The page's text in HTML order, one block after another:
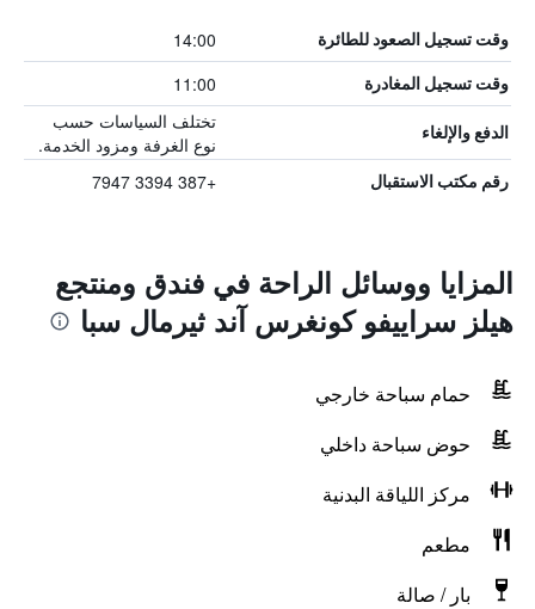
وقت تسجيل الصعود للطائرة 14:00
وقت تسجيل المغادرة 11:00
الدفع والإلغاء
تختلف السياسات حسب
نوع الغرفة ومزود الخدمة.
رقم مكتب الاستقبال +387 3394 7947
المزايا ووسائل الراحة في فندق ومنتجع
هيلز سراييفو كونغرس آند ثيرمال سبا
حمام سباحة خارجي
حوض سباحة داخلي
مركز اللياقة البدنية
مطعم
بار / صالة